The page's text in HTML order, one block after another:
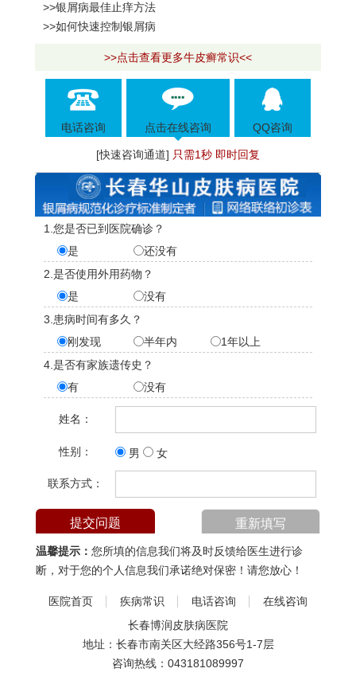
>>银屑病最佳止痒方法
>>如何快速控制银屑病
>>点击查看更多牛皮癣常识<<
电话咨询 点击在线咨询 QQ咨询
[快速咨询通道] 只需1秒 即时回复
1.您是否已到医院确诊？
是
还没有
2.是否使用外用药物？
是
没有
3.患病时间有多久？
刚发现
半年内
1年以上
4.是否有家族遗传史？
有
没有
姓名：
性别： 男 女
联系方式：
温馨提示： 您所填的信息我们将及时反馈给医生进行诊
断，对于您的个人信息我们承诺绝对保密！请您放心！
医院首页 疾病常识 电话咨询
在线咨询
长春博润皮肤病医院
地址：长春市南关区大经路356号1-7层
咨询热线： 043181089997